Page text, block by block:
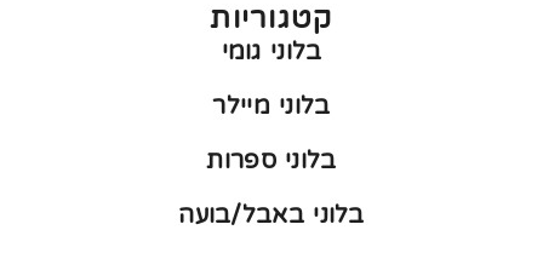
קטגוריות
בלוני גומי
בלוני מיילר
בלוני ספרות
בלוני באבל/בועה